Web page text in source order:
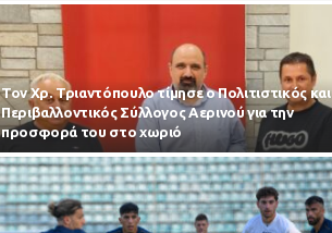
Τον Χρ. Τριαντόπουλο τίμησε ο Πολιτιστικός και
Περιβαλλοντικός Σύλλογος Αερινού για την
προσφορά του στο χωριό